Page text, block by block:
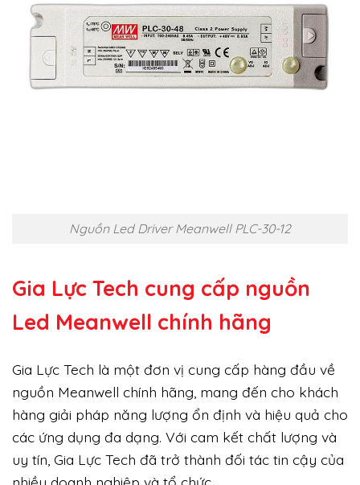
Nguồn Led Driver Meanwell PLC-30-12
Gia Lực Tech cung cấp nguồn
Led Meanwell chính hãng
Gia Lực Tech là một đơn vị cung cấp hàng đầu về
nguồn Meanwell chính hãng, mang đến cho khách
hàng giải pháp năng lượng ổn định và hiệu quả cho
các ứng dụng đa dạng. Với cam kết chất lượng và
uy tín, Gia Lực Tech đã trở thành đối tác tin cậy của